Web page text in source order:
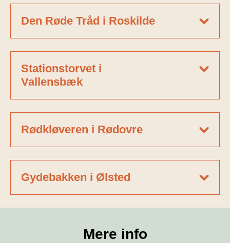
Den Røde Tråd i Roskilde
Stationstorvet i
Vallensbæk
Rødkløveren i Rødovre
Gydebakken i Ølsted
Mere info